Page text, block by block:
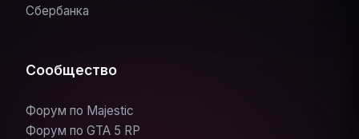
Сбербанка
Сообщество
Форум по Majestic
Форум по GTA 5 RP